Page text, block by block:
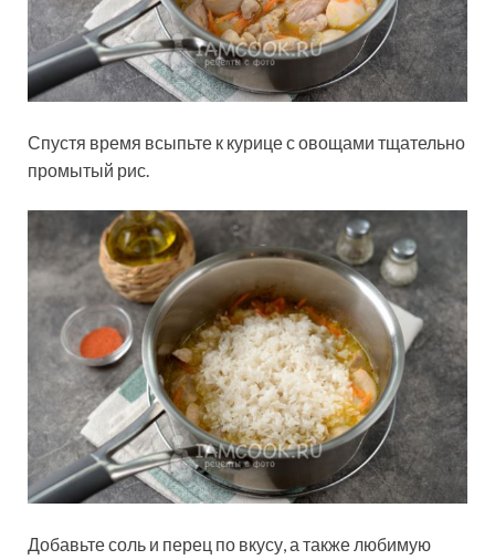
Спустя время всыпьте к курице с овощами тщательно
промытый рис.
Добавьте соль и перец по вкусу, а также любимую